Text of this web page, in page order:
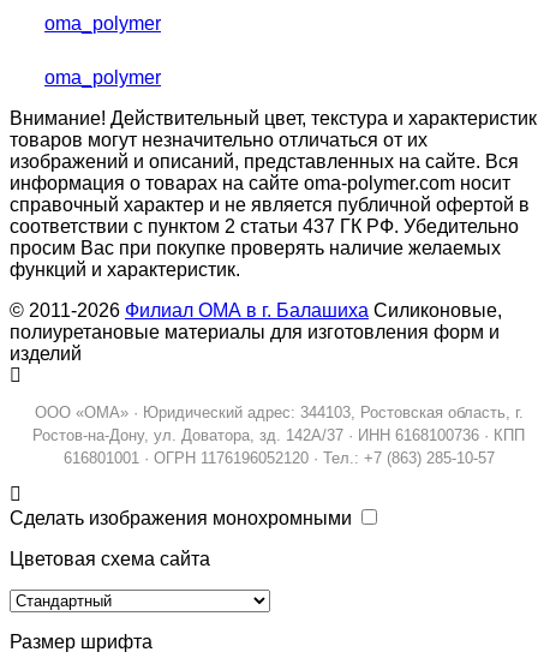
oma_polymer
oma_polymer
Внимание! Действительный цвет, текстура и
товаров могут незначительно отличаться от их
изображений и описаний, представленных на сайте. Вся
информация о товарах на сайте oma-polymer.com носит
справочный характер и не является публичной офертой в
соответствии с пунктом 2 статьи 437 ГК РФ. Убедительно
просим Вас при покупке проверять наличие желаемых
функций и характеристик.
© 2011-2026 Филиал ОМА в г. Балашиха Силиконовые,
полиуретановые материалы для изготовления форм и
изделий
ООО «ОМА» · Юридический адрес: 344103, Ростовская область, г.
Ростов-на-Дону, ул. Доватора, зд. 142А/37 · ИНН 6168100736 · КПП
616801001 · ОГРН 1176196052120 · Тел.: +7 (863) 285-10-57
Сделать изображения монохромными
Цветовая схема сайта
Размер шрифта